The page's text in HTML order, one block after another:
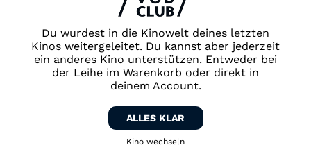
Du wurdest in die Kinowelt deines letzten
Kinos weitergeleitet. Du kannst aber jederzeit
ein anderes Kino unterstützen. Entweder bei
der Leihe im Warenkorb oder direkt in
deinem Account.
ALLES KLAR
Kino wechseln
Kontakt
Newsletter
Partner